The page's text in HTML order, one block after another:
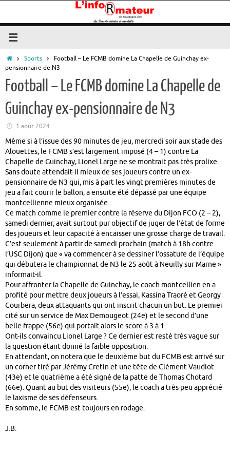
contenu
Accueil
Sports
Football – Le FCMB domine La Chapelle de Guinchay ex-
pensionnaire de N3
Football – Le FCMB domine La Chapelle de
Guinchay ex-pensionnaire de N3
1 août 2024
Même si à l’issue des 90 minutes de jeu, mercredi soir aux stade des
Alouettes, le FCMB s’est largement imposé (4 – 1) contre La
Chapelle de Guinchay, Lionel Large ne se montrait pas très prolixe.
Sans doute attendait-il mieux de ses joueurs contre un ex-
pensionnaire de N3 qui, mis à part les vingt premières minutes de
jeu a fait courir le ballon, a ensuite été dépassé par une équipe
montcellienne mieux organisée.
Ce match comme le premier contre la réserve du Dijon FCO (2 – 2),
samedi dernier, avait surtout pur objectif de juger de l’état de forme
des joueurs et leur capacité à encaisser une grosse charge de travail.
C’est seulement à partir de samedi prochain (match à 18h contre
l’USC Dijon) que « va commencer à se dessiner l’ossature de l’équipe
qui débutera le championnat de N3 le 25 août à Neuilly sur Marne »
informait-il.
Pour affronter la Chapelle de Guinchay, le coach montcellien en a
profité pour mettre deux joueurs à l’essai, Kassina Traoré et Georgy
Courbera, deux attaquants qui ont inscrit chacun un but. Le premier
cité sur un service de Max Demougeot (24e) et le second d’une
belle frappe (56e) qui portait alors le score à 3 à 1.
Ont-ils convaincu Lionel Large ? Ce dernier est resté très vague sur
la question étant donné la faible opposition.
En attendant, on notera que le deuxième but du FCMB est arrivé sur
un corner tiré par Jérémy Cretin et une tête de Clément Vaudiot
(43e) et le quatrième a été signé de la patte de Thomas Chotard
(66e). Quant au but des visiteurs (55e), le coach a très peu apprécié
le laxisme de ses défenseurs.
En somme, le FCMB est toujours en rodage.
J.B.